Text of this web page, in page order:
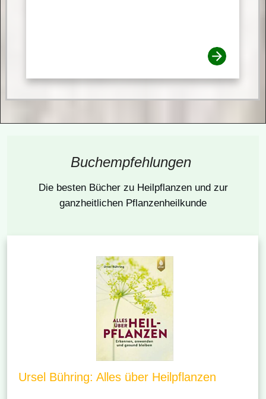
Buchempfehlungen
Die besten Bücher zu Heilpflanzen und zur
ganzheitlichen Pflanzenheilkunde
Ursel Bühring: Alles über Heilpflanzen